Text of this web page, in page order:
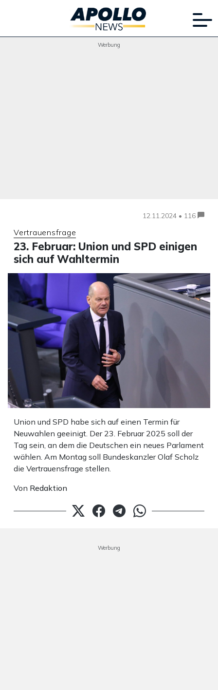
Werbung
12.11.2024 • 116
Vertrauensfrage
23. Februar: Union und SPD einigen
sich auf Wahltermin
Union und SPD habe sich auf einen Termin für
Neuwahlen geeinigt. Der 23. Februar 2025 soll der
Tag sein, an dem die Deutschen ein neues Parlament
wählen. Am Montag soll Bundeskanzler Olaf Scholz
die Vertrauensfrage stellen.
Von Redaktion
Werbung